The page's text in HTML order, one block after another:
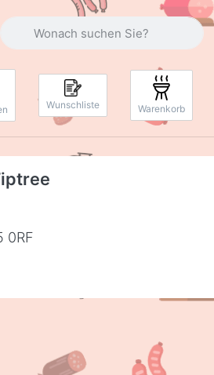
Geben Sie einen Suchbegriff ein.
Wunschliste Warenkorb
0RF